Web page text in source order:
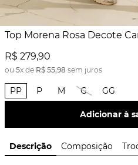
Top Morena Rosa Decote
R$ 279,90
ou 5x de R$ 55,98 sem juros
PP P M G GG
Adicionar à
Descrição Composição